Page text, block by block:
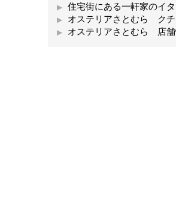
住宅街にある一軒家のイ
オステリアさとむら クチ
オステリアさとむら 店舗